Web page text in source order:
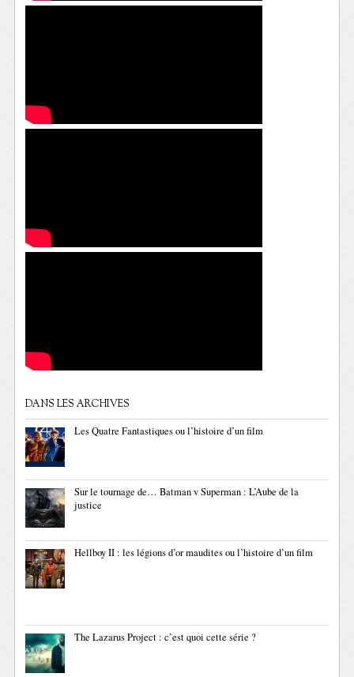
DANS LES ARCHIVES
Les Quatre Fantastiques ou l’histoire d’un film
Sur le tournage de… Batman v Superman : L’Aube de la
justice
Hellboy II : les légions d’or maudites ou l’histoire d’un film
The Lazarus Project : c’est quoi cette série ?